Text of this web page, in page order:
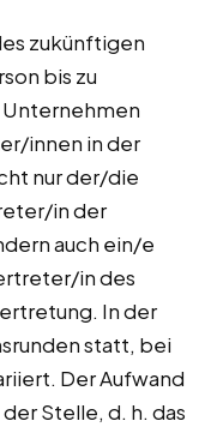
zukünftigen
bis zu
innen in der
nur der/die
in der
auch ein/e
in des
In der
statt, bei
Der Aufwand
Stelle, d. h. das